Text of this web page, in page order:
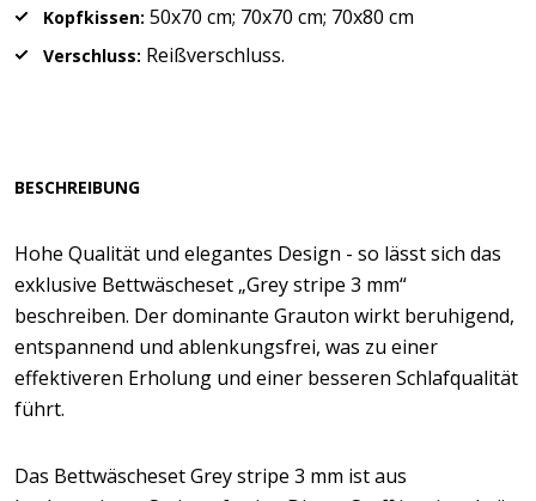
Kopfkissen: 50x70 cm; 70x70 cm; 70x80 cm
Verschluss: Reißverschluss.
BESCHREIBUNG
Hohe Qualität und elegantes Design - so lässt sich das
exklusive Bettwäscheset „Grey stripe 3 mm“
beschreiben. Der dominante Grauton wirkt beruhigend,
entspannend und ablenkungsfrei, was zu einer
effektiveren Erholung und einer besseren Schlafqualität
führt.
Das Bettwäscheset Grey stripe 3 mm ist aus